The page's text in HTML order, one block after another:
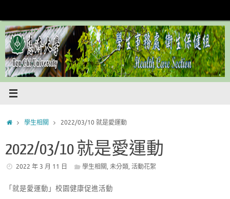
content
Home學生相關 2022/03/10 就是愛運動
2022/03/10 就是愛運動
2022 年 3 月 11 日 學生相關,未分類,活動花絮
「就是愛運動」校園健康促進活動